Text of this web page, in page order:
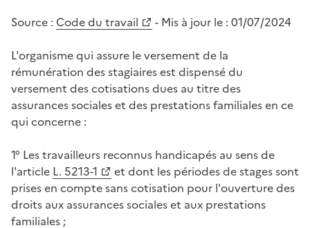
Source : Code du travail - Mis à jour le : 01/07/2024
L'organisme qui assure le versement de la
rémunération des stagiaires est dispensé du
versement des cotisations dues au titre des
assurances sociales et des prestations familiales en ce
qui concerne :
1° Les travailleurs reconnus handicapés au sens de
l'article L. 5213-1
et dont les périodes de stages sont
prises en compte sans cotisation pour l'ouverture des
droits aux assurances sociales et aux prestations
familiales ;